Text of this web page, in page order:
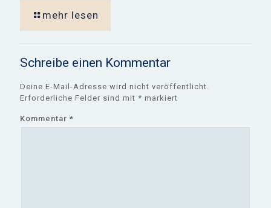
mehr lesen
Schreibe einen Kommentar
Deine E-Mail-Adresse wird nicht veröffentlicht.
Erforderliche Felder sind mit * markiert
Kommentar *